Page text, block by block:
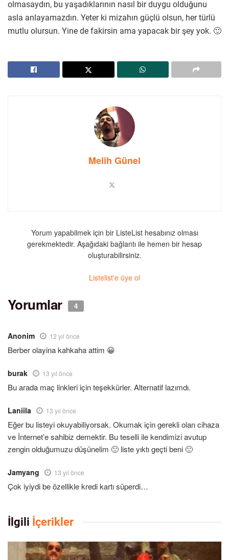
olmasaydın, bu yaşadıklarının nasıl bir duygu olduğunu
asla anlayamazdın. Yeter ki mizahın güçlü olsun, her türlü
mutlu olursun. Yine de fakirsin ama yapacak bir şey yok. 🙂
Melih Günel
Yorum yapabilmek için bir ListeList hesabınız olması
gerekmektedir. Aşağıdaki bağlantı ile hemen bir hesap
oluşturabilirsiniz.
Listelist'e üye ol
Yorumlar 4
Anonim 12 yıl önce
Berber olayina kahkaha attim 😀
burak 13 yıl önce
Bu arada maç linkleri için teşekkürler. Alternatif lazımdı.
Laniila 13 yıl önce
Eğer bu listeyi okuyabiliyorsak. Okumak için gerekli olan cihaza
ve İnternet’e sahibiz demektir. Bu teselli ile kendimizi avutup
zengin olduğumuzu düşünelim 🙂 liste yıktı geçti beni 🙂
Jamyang 13 yıl önce
Çok iyiydi be özellikle kredi kartı süperdi…
İlgili İçerikler